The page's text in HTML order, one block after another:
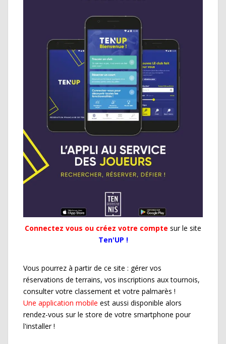
Connectez vous ou créez votre compte sur le site
Ten'UP !
Vous pourrez à partir de ce site : gérer vos
réservations de terrains, vos inscriptions aux tournois,
consulter votre classement et votre palmarès !
Une application mobile est aussi disponible alors
rendez-vous sur le store de votre smartphone pour
l'installer !